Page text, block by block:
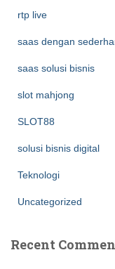
rtp live
saas dengan
saas solusi bisnis
slot mahjong
SLOT88
solusi bisnis digital
Teknologi
Uncategorized
Recent